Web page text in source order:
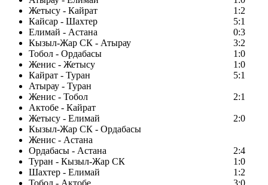
Жетысу - Кайрат
1:2
Кайсар - Шахтер
5:1
Елимай - Астана
0:3
Кызыл-Жар СК - Атырау
3:2
Тобол - Ордабасы
1:0
Женис - Жетысу
1:0
Кайрат - Туран
5:1
Атырау - Туран
Женис - Тобол
2:1
Актобе - Кайрат
Жетысу - Елимай
2:0
Кызыл-Жар СК - Ордабасы
Женис - Астана
Ордабасы - Астана
2:4
Туран - Кызыл-Жар СК
1:0
Шахтер - Елимай
1:2